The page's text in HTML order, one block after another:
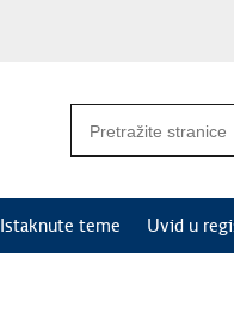
Istaknute teme Uvid u